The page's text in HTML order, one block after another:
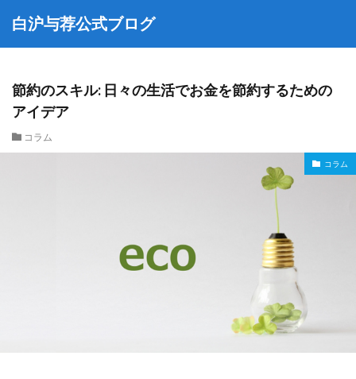
白沪与荐公式ブログ
節約のスキル: 日々の生活でお金を節約するための
アイデア
コラム
コラム